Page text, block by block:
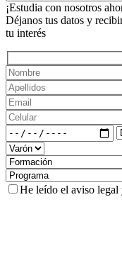
¡Estudia con nosotros
Déjanos tus datos y
tu interés
He leído el aviso legal